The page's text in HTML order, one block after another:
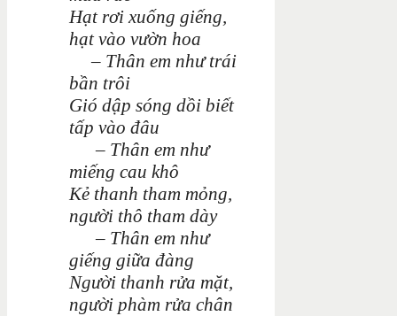
Hạt rơi xuống giếng,
hạt vào vườn hoa
– Thân em như trái
bần trôi
Gió dập sóng dồi biết
tấp vào đâu
– Thân em như
miếng cau khô
Kẻ thanh tham mỏng,
người thô tham dày
– Thân em như
giếng giữa đàng
Người thanh rửa mặt,
người phàm rửa chân